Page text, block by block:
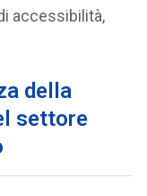
accessibilità,
della
settore